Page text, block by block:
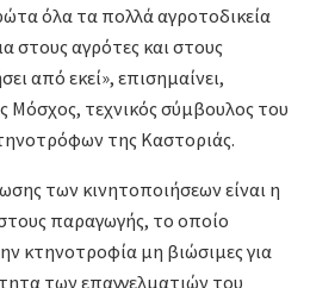
όλα τα πολλά αγροτοδικεία
στους αγρότες και στους
από εκεί», επισημαίνει,
τεχνικός σύμβουλος του
της Καστοριάς.
των κινητοποιήσεων είναι η
παραγωγής, το οποίο
κτηνοτροφία μη βιώσιμες για
των επαγγελματιών του